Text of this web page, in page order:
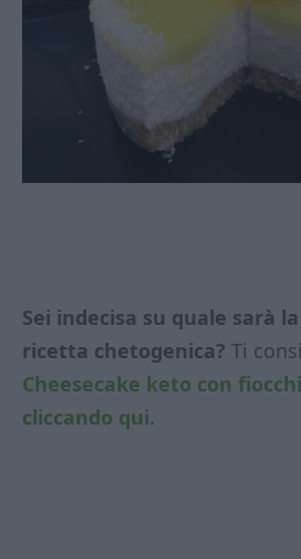
Sei indecisa su quale sarà
ricetta chetogenica? Ti
Cheesecake keto con
cliccando qui.